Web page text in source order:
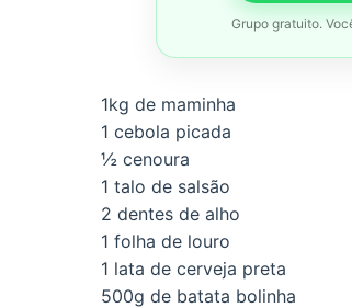
Grupo gratuito.
1kg de maminha
1 cebola picada
½ cenoura
1 talo de salsão
2 dentes de alho
1 folha de louro
1 lata de cerveja preta
500g de batata bolinha